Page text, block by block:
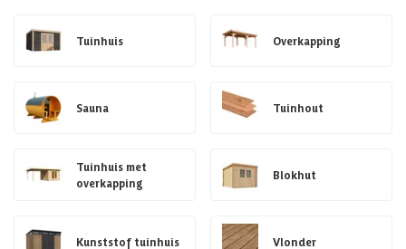
Tuinhuis Overkapping
Sauna Tuinhout
Tuinhuis met
overkapping
Blokhut
Kunststof tuinhuis Vlonder